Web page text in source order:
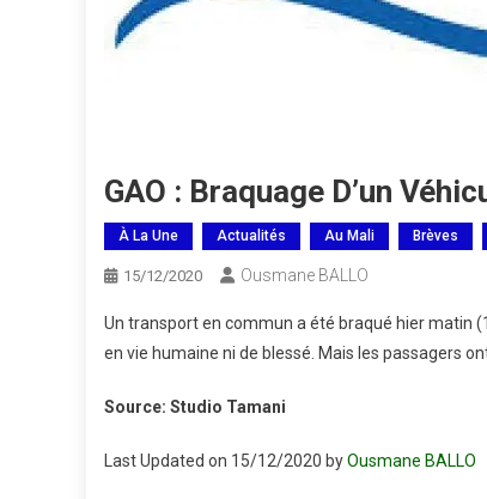
GAO : Braquage D’un
À La Une Actualités Au Mali Brèves
15/12/2020 Ousmane BALLO
Un transport en commun a été braqué hier matin
en vie humaine ni de blessé. Mais les passagers
Source: Studio Tamani
Last Updated on 15/12/2020 byOusmane BALLO